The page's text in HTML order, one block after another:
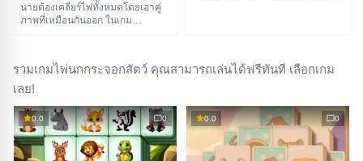
นายต้องเคลียร์ไพ่ทั้งหมดโดยเอาคู่
ภาพที่เหมือนกันออก ในเกม
ถึงจะหายไป นายต้องไวหน่อยนะ
เพราะมาจองนี้จับเวลา นาฬิกากำลัง
หลัก เพราะพวกเขาจะสนุกกับการหา
สัตว์ต่างๆ และตัวเกมก็ไม่ได้ยากเกิน
ไป แถมยังมีคำใบ้และสับเปลี่ยนไพ่
ให้ใช้ถ้านายหาทางเดินไม่เจอ!
เกมนี้มี 21 ด่าน ท้าทายสุดๆ แม้แต่
รวมเกมไพ่นกกระจอกสัตว์ คุณสามารถเล่นได้ฟรีทันที เลือกเกม
เลย!
0.0 0 0.0 0